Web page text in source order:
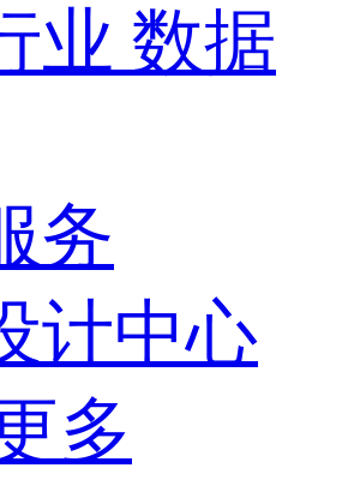
业 数据
务
计中心
多